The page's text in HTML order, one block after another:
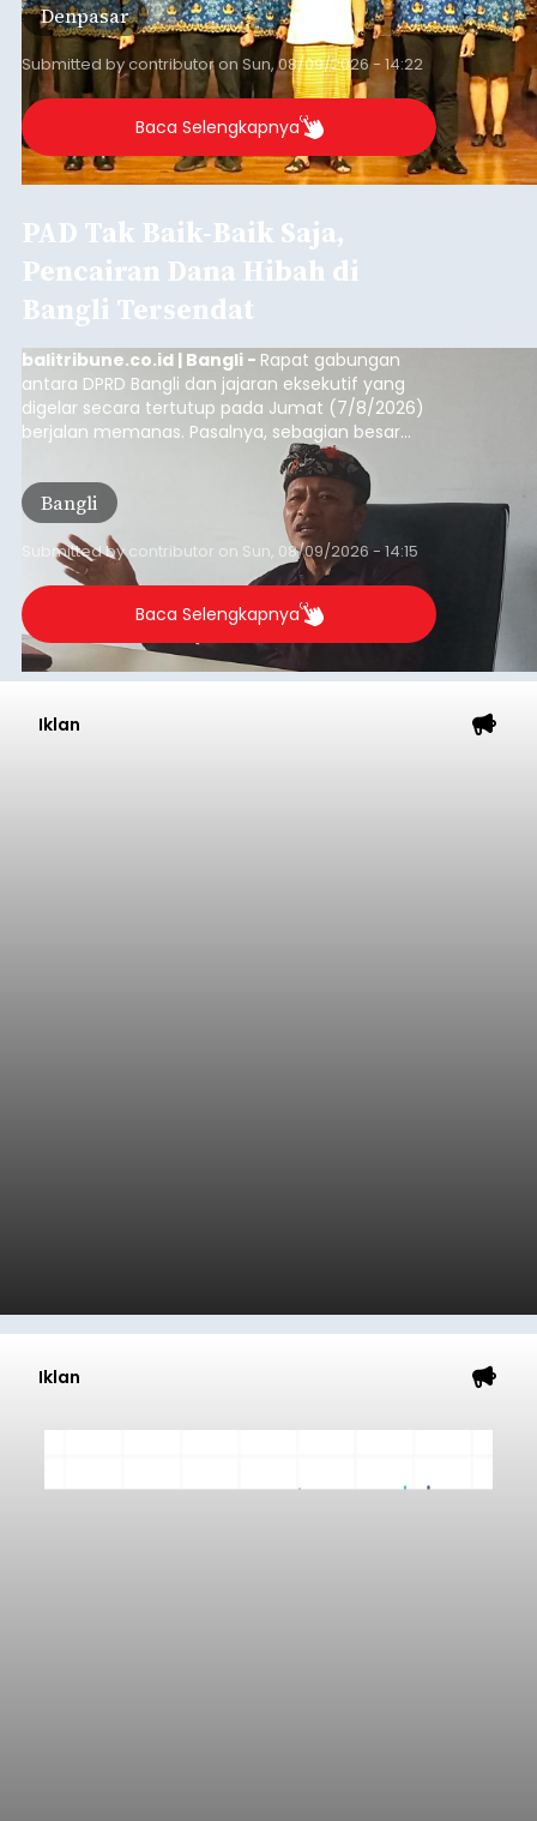
Denpasar
Submitted bycontributoron Sun, 08/09/2026 - 14:22
Baca Selengkapnya
PAD Tak Baik-Baik Saja,
Pencairan Dana Hibah di
Bangli Tersendat
balitribune.co.id | Bangli - Rapat gabungan
antara DPRD Bangli dan jajaran eksekutif yang
digelar secara tertutup pada Jumat (7/8/2026)
berjalan memanas. Pasalnya, sebagian besar
dana hibah yang bersumber dari pokok-pokok
pikiran (pokok-pokok pikiran/pokir) dewan hasil
penjaringan aspirasi masyarakat saat reses tak
kunjung cair.
Bangli
Submitted bycontributor on Sun, 08/09/2026 - 14:15
Baca Selengkapnya
Iklan
Iklan